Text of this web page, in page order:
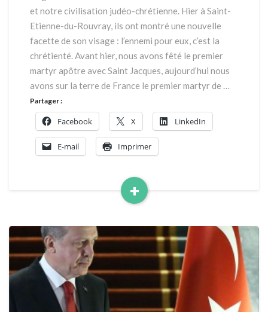
du-
Rouvray
et notre civilisation judéo-chrétienne. Hier à Saint-
Etienne-du-Rouvray, ils ont montré une nouvelle
facette de son visage : l’ennemi pour eux, c’est la
chrétienté. Avant hier, nous avons fêté le premier
martyr apôtre avec Saint Jacques, aujourd’hui nous
avons sur la terre de France le premier martyr de …
+
Read
Partager :
Facebook X LinkedIn
E-mail Imprimer